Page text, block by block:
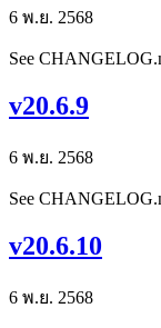
6 พ.ย. 2568
See
v20.6.9
6 พ.ย. 2568
See
v20.6.10
6 พ.ย. 2568